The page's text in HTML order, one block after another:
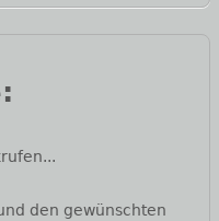
den gewünschten